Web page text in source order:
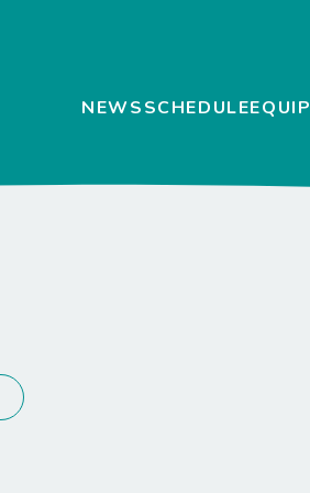
NEWSSCHEDULEEQUIP